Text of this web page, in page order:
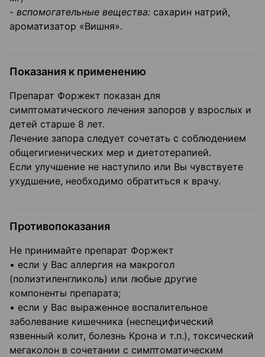
- вспомогательные вещества: сахарин натрий,
ароматизатор «Вишня».
Показания к применению
Препарат Форжект показан для
симптоматического лечения запоров у взрослых и
детей старше 8 лет.
Лечение запора следует сочетать с соблюдением
общегигиенических мер и диетотерапией.
Если улучшение не наступило или Вы чувствуете
ухудшение, необходимо обратиться к врачу.
Противопоказания
Не принимайте препарат Форжект
• если у Вас аллергия на макрогол
(полиэтиленгликоль) или любые другие
компоненты препарата;
• если у Вас выраженное воспалительное
заболевание кишечника (неспецифический
язвенный колит, болезнь Крона и т.п.), токсический
мегаколон в сочетании с симптоматическим